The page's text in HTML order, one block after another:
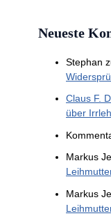
Neueste
Stephan
Claus F.
über
Markus
Markus